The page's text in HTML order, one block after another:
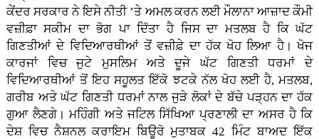
ਕੇਂਦਰ ਸਰਕਾਰ ਨੇ ਇਸੇ ਨੀਤੀ ’ਤੇ ਅਮਲ ਕਰਨ ਲਈ ਮੌਲਾਨਾ ਆਜ਼ਾਦ ਕੌਮੀ
ਵਜ਼ੀਫ਼ਾ ਸਕੀਮ ਦਾ ਭੋਗ ਪਾ ਦਿੱਤਾ ਹੈ ਜਿਸ ਦਾ ਮਤਲਬ ਹੈ ਕਿ ਘੱਟ
ਗਿਣਤੀਆਂ ਦੇ ਵਿਦਿਆਰਥੀਆਂ ਤੋਂ ਵਜ਼ੀਫ਼ੇ ਦਾ ਹੱਕ ਖੋਹ ਲਿਆ ਹੈ। ਖੋਜ
ਕਾਰਜਾਂ ਵਿਚ ਜੁਟੇ ਮੁਸਲਿਮ ਅਤੇ ਦੂਜੇ ਘੱਟ ਗਿਣਤੀ ਧਰਮਾਂ ਦੇ
ਵਿਦਿਆਰਥੀਆਂ ਤੋਂ ਇਹ ਸਹੂਲਤ ਇੱਕੋ ਝਟਕੇ ਨੱਲ ਖੋਹ ਲਈ ਹੈ, ਮਤਲਬ,
ਗਰੀਬ ਅਤੇ ਘੱਟ ਗਿਣਤੀ ਧਰਮਾਂ ਨਾਲ ਜੁੜੇ ਲੋਕਾਂ ਦੇ ਬੱਚੇ ਪੜ੍ਹਨ ਦਾ ਹੱਕ
ਗੁਆ ਲੈਣਗੇ। ਮਹਿੰਗੀ ਅਤੇ ਜਟਿਲ ਸਿੱਖਿਆ ਪ੍ਰਣਾਲੀ ਦਾ ਅਸਰ ਹੈ ਕਿ
ਦੇਸ਼ ਵਿਚ ਨੈਸ਼ਨਲ ਕਰਾਇਮ ਬਿਊਰੋ ਮੁਤਾਬਕ 42 ਮਿੰਟ ਬਾਅਦ ਇੱਕ